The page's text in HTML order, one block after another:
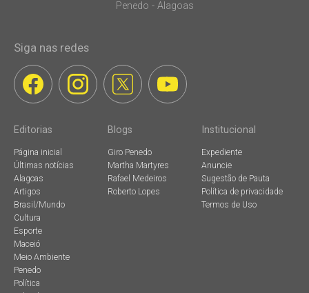
Penedo - Alagoas
Siga nas redes
Editorias
Página inicial
Últimas notícias
Alagoas
Artigos
Brasil/Mundo
Cultura
Esporte
Maceió
Meio Ambiente
Penedo
Política
Blogs
Giro Penedo
Martha Martyres
Rafael Medeiros
Roberto Lopes
Institucional
Expediente
Anuncie
Sugestão de Pauta
Política de privacidade
Termos de Uso